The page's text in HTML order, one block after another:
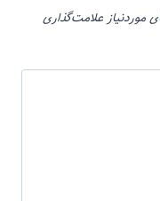
علامت‌گذاری